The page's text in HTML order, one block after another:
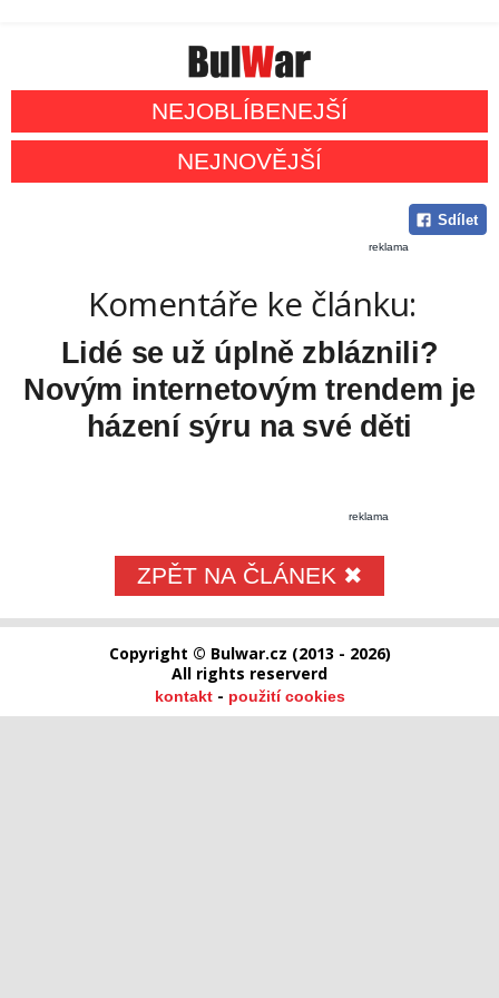
NEJOBLÍBENEJŠÍ
NEJNOVĚJŠÍ
Sdílet
reklama
Komentáře ke článku:
Lidé se už úplně zbláznili?
Novým internetovým trendem je
házení sýru na své děti
reklama
ZPĚT NA ČLÁNEK ✖
Copyright © Bulwar.cz (2013 - 2026)
All rights reserverd
kontakt- použití cookies